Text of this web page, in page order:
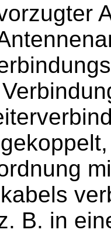
B. in